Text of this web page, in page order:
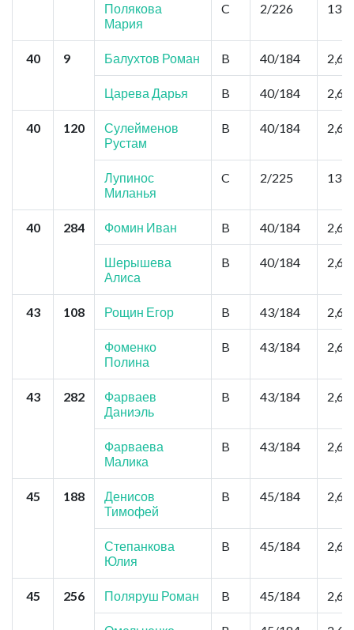
Полякова
Мария
C 2/226 13,0
40 9 Балухтов Роман B 40/184 2,6
Царева Дарья B 40/184 2,6
40 120
Сулейменов
Рустам
B 40/184 2,6
Лупинос
Миланья
C 2/225 13,0
40 284 Фомин Иван B 40/184 2,6
Шерышева
Алиса
B 40/184 2,6
43 108 Рощин Егор B 43/184 2,6
Фоменко
Полина
B 43/184 2,6
43 282
Фарваев
Даниэль
B 43/184 2,6
Фарваева
Малика
B 43/184 2,6
45 188
Денисов
Тимофей
B 45/184 2,6
Степанкова
Юлия
B 45/184 2,6
45 256 Поляруш Роман B 45/184 2,6